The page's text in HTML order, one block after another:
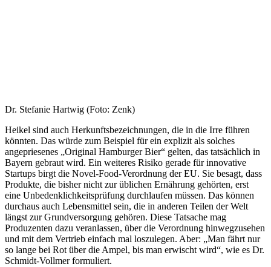
Dr. Stefanie Hartwig (Foto: Zenk)
Heikel sind auch Herkunftsbezeichnungen, die in die Irre führen
könnten. Das würde zum Beispiel für ein explizit als solches
angepriesenes „Original Hamburger Bier“ gelten, das tatsächlich in
Bayern gebraut wird. Ein weiteres Risiko gerade für innovative
Startups birgt die Novel-Food-Verordnung der EU. Sie besagt, dass
Produkte, die bisher nicht zur üblichen Ernährung gehörten, erst
eine Unbedenklichkeitsprüfung durchlaufen müssen. Das können
durchaus auch Lebensmittel sein, die in anderen Teilen der Welt
längst zur Grundversorgung gehören. Diese Tatsache mag
Produzenten dazu veranlassen, über die Verordnung hinwegzusehen
und mit dem Vertrieb einfach mal loszulegen. Aber: „Man fährt nur
so lange bei Rot über die Ampel, bis man erwischt wird“, wie es Dr.
Schmidt-Vollmer formuliert.